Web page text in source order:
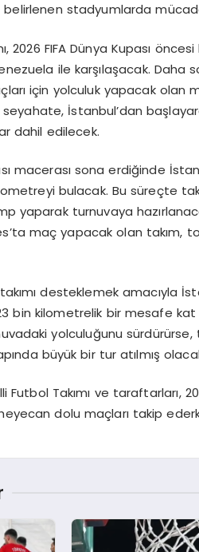
belirlenen stadyumlarda
2026 FIFA Dünya Kupası
ile karşılaşacak. Daha
için yolculuk yapacak olan
İstanbul’dan
dahil edilecek.
macerası sona erdiğinde
bulacak. Bu süreçte
yaparak turnuvaya
maç yapacak olan takım,
desteklemek amacıyla
bin kilometrelik bir mesafe kat
yolculuğunu
büyük bir tur atılmış
Futbol Takımı ve taraftarları,
dolu maçları takip